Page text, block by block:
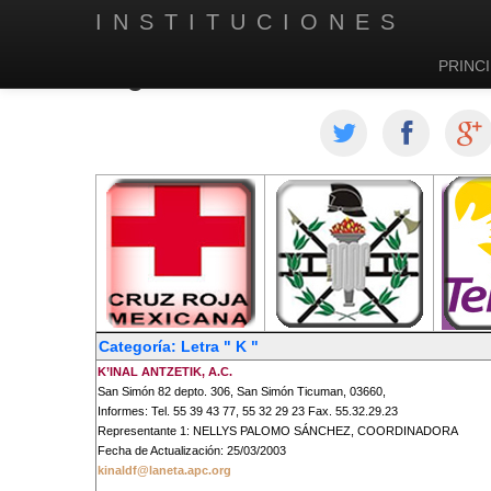
INSTITUCIONES
Organizaciones de la
Categoría: Letra " K "
K’INAL ANTZETIK, A.C.
San Simón 82 depto. 306, San Simón Ticuman, 03660,
Informes: Tel. 55 39 43 77, 55 32 29 23 Fax. 55.32.29.23
Representante 1: NELLYS PALOMO SÁNCHEZ, COORDINADORA
Fecha de Actualización: 25/03/2003
kinaldf@laneta.apc.org